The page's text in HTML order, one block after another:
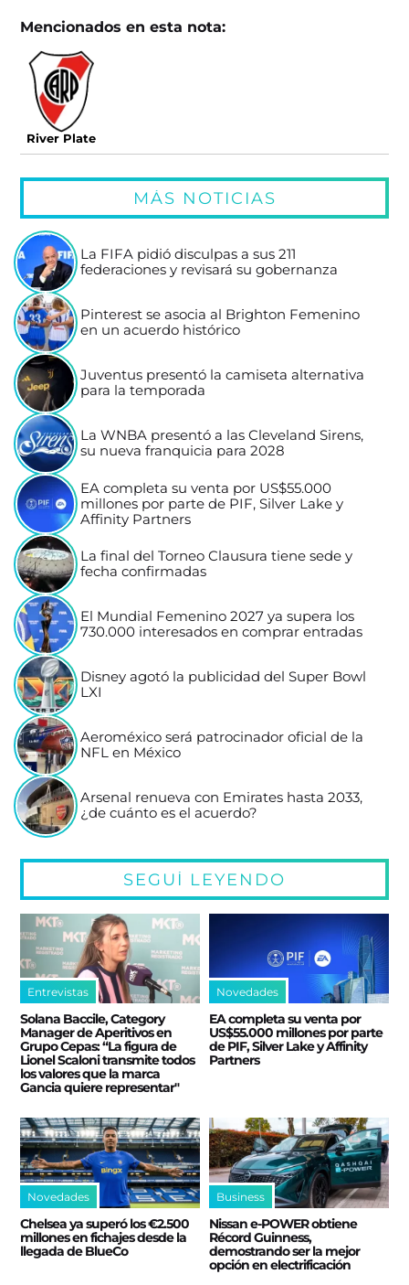
Mencionados en esta nota:
River Plate
MÁS NOTICIAS
La FIFA pidió disculpas a sus 211
federaciones y revisará su gobernanza
Pinterest se asocia al Brighton Femenino
en un acuerdo histórico
Juventus presentó la camiseta alternativa
para la temporada
La WNBA presentó a las Cleveland Sirens,
su nueva franquicia para 2028
EA completa su venta por US$55.000
millones por parte de PIF, Silver Lake y
Affinity Partners
La final del Torneo Clausura tiene sede y
fecha confirmadas
El Mundial Femenino 2027 ya supera los
730.000 interesados en comprar entradas
Disney agotó la publicidad del Super Bowl
LXI
Aeroméxico será patrocinador oficial de la
NFL en México
Arsenal renueva con Emirates hasta 2033,
¿de cuánto es el acuerdo?
SEGUÍ LEYENDO
Entrevistas
Solana Baccile, Category
Manager de Aperitivos en
Grupo Cepas: “La figura de
Lionel Scaloni transmite todos
los valores que la marca
Gancia quiere representar"
Novedades
EA completa su venta por
US$55.000 millones por parte
de PIF, Silver Lake y Affinity
Partners
Novedades
Chelsea ya superó los €2.500
millones en fichajes desde la
llegada de BlueCo
Business
Nissan e‑POWER obtiene
Récord Guinness,
demostrando ser la mejor
opción en electrificación